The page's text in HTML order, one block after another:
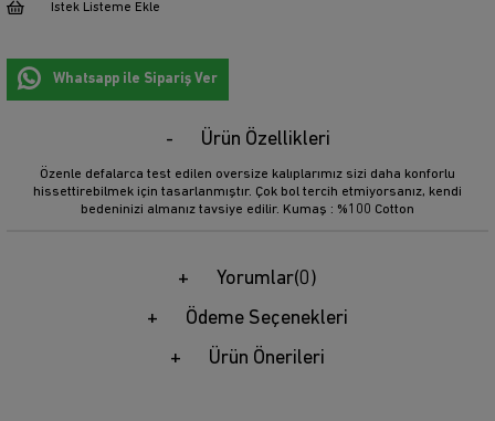
İstek Listeme Ekle
Whatsapp ile Sipariş Ver
Ürün Özellikleri
Özenle defalarca test edilen oversize kalıplarımız sizi daha konforlu
hissettirebilmek için tasarlanmıştır. Çok bol tercih etmiyorsanız, kendi
bedeninizi almanız tavsiye edilir. Kumaş : %100 Cotton
Yorumlar(0)
Ödeme Seçenekleri
Ürün Önerileri